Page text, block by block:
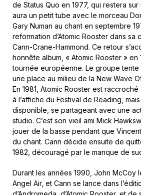
de Status Quo en 1977, qui restera
aura un petit tube avec le morceau
Gary Numan au chant en septembre
reformation d’Atomic Rooster dans sa
Cann-Crane-Hammond. Ce retour
honnête album, « Atomic Rooster » en
tournée européenne. Le groupe
une place au milieu de la New Wave
En 1981, Atomic Rooster est
à l’affiche du Festival de Reading,
disponible, se partageant avec une
studio. C’est son vieil ami Mick
jouer de la basse pendant que
du chant. Cann décide ensuite de
1982, découragé par le manque de
Durant les années 1990, John McCoy
Angel Air, et Cann se lance dans